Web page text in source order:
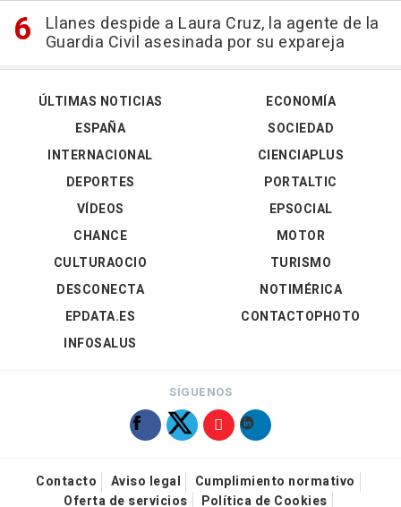
Llanes despide a Laura Cruz, la agente de la
Guardia Civil asesinada por su expareja
ÚLTIMAS NOTICIAS
ESPAÑA
INTERNACIONAL
DEPORTES
VÍDEOS
ECONOMÍA
SOCIEDAD
CIENCIAPLUS
PORTALTIC
EPSOCIAL
CHANCE
CULTURAOCIO
DESCONECTA
EPDATA.ES
INFOSALUS
MOTOR
TURISMO
NOTIMÉRICA
CONTACTOPHOTO
SÍGUENOS
Contacto Aviso legal
Cumplimiento normativo
Oferta de servicios
Política de Cookies